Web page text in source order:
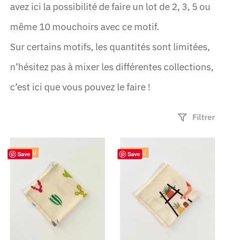
avez ici la possibilité de faire un lot de 2, 3, 5 ou
même 10 mouchoirs avec ce motif.
Sur certains motifs, les quantités sont limitées,
n’hésitez pas à mixer les différentes collections,
c’est ici que vous pouvez le faire !
Filtrer
Save
NOUVEAU Save
NOUVEAU